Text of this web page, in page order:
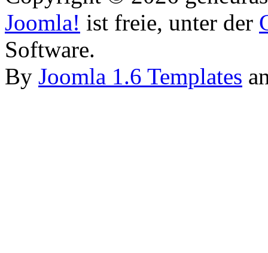
Joomla! ist freie, unter der
Software.
By Joomla 1.6 Templates